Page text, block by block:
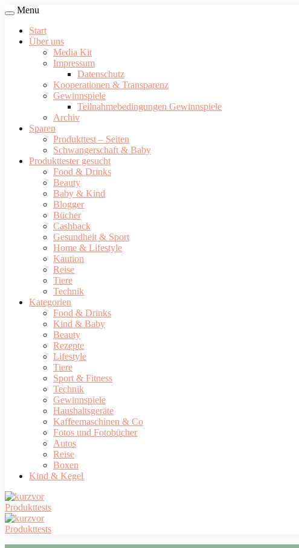
Menu
Start
Über uns
Media Kit
Impressum
Datenschutz
Kooperationen & Transparenz
Gewinnspiele
Teilnahmebedingungen Gewinnspiele
Archiv
Sparen
Produkttest – Seiten
Schwangerschaft & Baby
Produkttester gesucht
Food & Drinks
Beauty
Baby & Kind
Blogger
Bücher
Cashback
Gesundheit & Sport
Home & Lifestyle
Kaution
Reise
Tiere
Technik
Kategorien
Food & Drinks
Kind & Baby
Beauty
Rezepte
Lifestyle
Tiere
Sport & Fitness
Technik
Gewinnspiele
Haushaltsgeräte
Kaffeemaschinen & Co
Fotos und Fotobücher
Autos
Reise
Boxen
Kind & Kegel